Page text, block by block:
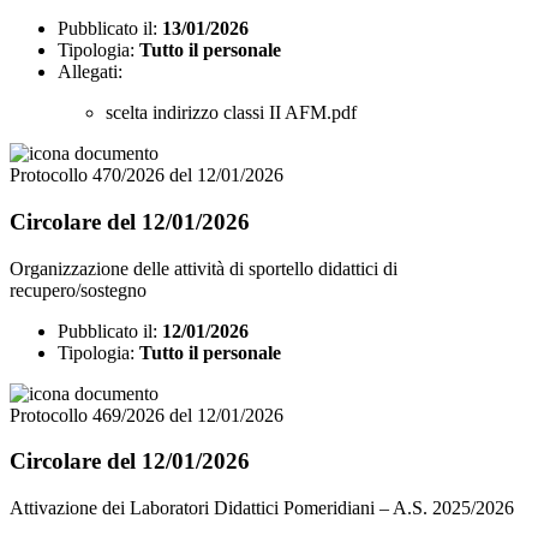
Pubblicato il: 13/01/2026
Tipologia: Tutto il personale
Allegati:
scelta indirizzo classi II AFM.pdf
Protocollo 470/2026 del 12/01/2026
Circolare del 12/01/2026
Organizzazione delle attività di sportello didattici di
recupero/sostegno
Pubblicato il: 12/01/2026
Tipologia: Tutto il personale
Protocollo 469/2026 del 12/01/2026
Circolare del 12/01/2026
Attivazione dei Laboratori Didattici Pomeridiani – A.S. 2025/2026